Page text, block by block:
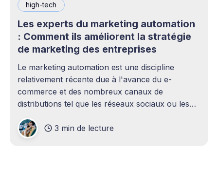
high-tech
Les experts du marketing automation
: Comment ils améliorent la stratégie
de marketing des entreprises
Le marketing automation est une discipline
relativement récente due à l'avance du e-
commerce et des nombreux canaux de
distributions tel que les réseaux sociaux ou les
tous ces niveaux peut rapidement monter en
complexité, c’est pourquoi il existe des experts
3 min de lecture